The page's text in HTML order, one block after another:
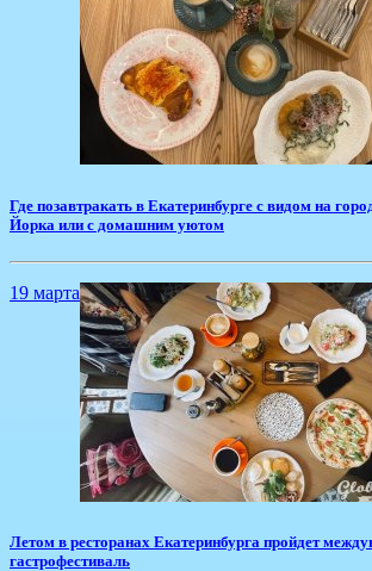
Где позавтракать в Екатеринбурге с видом на
Йорка или с домашним уютом
19 марта
​Летом в ресторанах Екатеринбурга пройдет
гастрофестиваль